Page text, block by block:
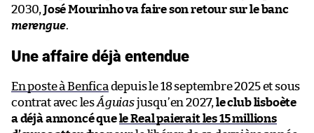
2030, José Mourinho va faire son retour sur le banc
merengue.
Une affaire déjà entendue
En poste à Benfica depuis le 18 septembre 2025 et sous
contrat avec lesÁguiasjusqu’en 2027, le club lisboète
a déjà annoncé quele Real paierait les 15 millions